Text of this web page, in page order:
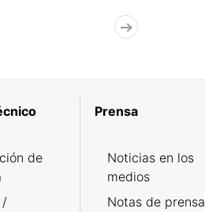
de
/
Prensa
Noticias en los
medios
Notas de prensa